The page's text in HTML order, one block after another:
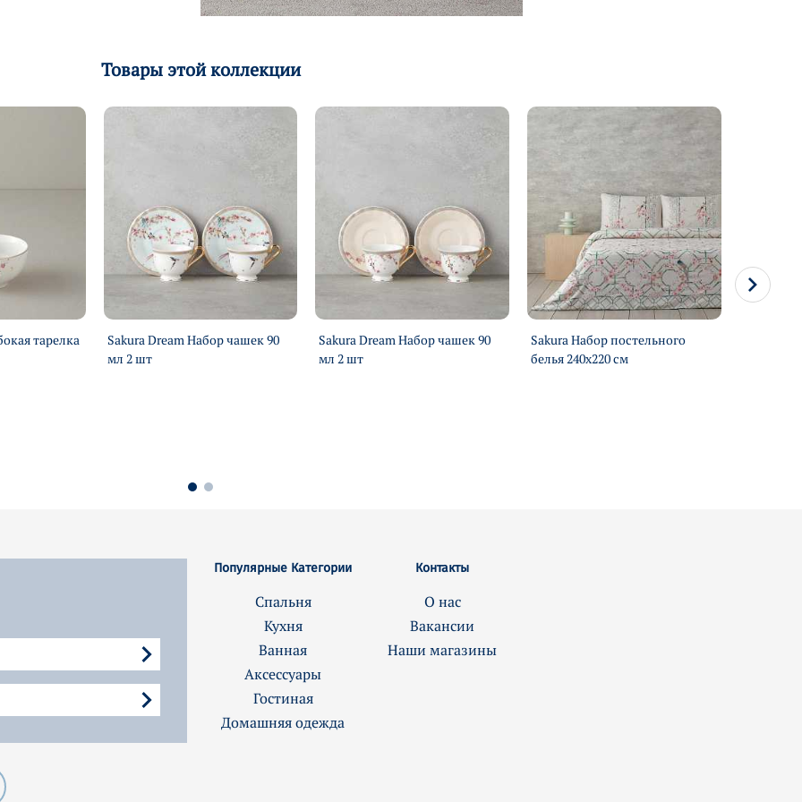
Товары этой коллекции
тарелка
Sakura Dream Набор чашек 90
мл 2 шт
Sakura Dream Набор чашек 90
мл 2 шт
Sakura Набор постельного
белья 240х220 см
Популярные Категории
Спальня
Кухня
Ванная
Аксессуары
Гостиная
Домашняя одежда
Контакты
О нас
Вакансии
Наши магазины